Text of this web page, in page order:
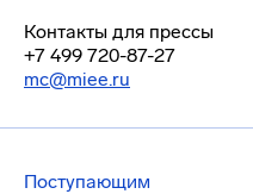
Контакты для прессы
+7 499 720-87-27
mc@miee.ru
Поступающим